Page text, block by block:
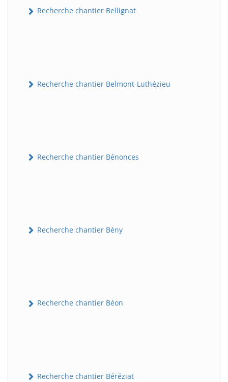
Recherche chantier Bellignat
Recherche chantier Belmont-Luthézieu
Recherche chantier Bénonces
Recherche chantier Bény
Recherche chantier Béon
Recherche chantier Béréziat